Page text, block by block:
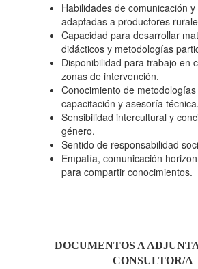
Habilidades de comunicación
adaptadas a productores
Capacidad para desarrollar
didácticos y metodologías
Disponibilidad para trabajo en
zonas de intervención.
Conocimiento de
capacitación y asesoría técnica.
Sensibilidad intercultural y
género.
Sentido de responsabilidad
Empatía, comunicación
para compartir conocimientos.
DOCUMENTOS A
CONSULTOR/A